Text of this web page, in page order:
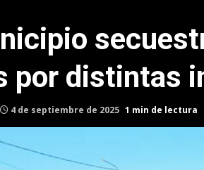
por distintas
4 de septiembre de 2025 1 min de lectura